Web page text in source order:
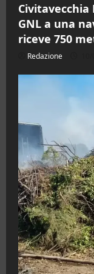
GNL a una
riceve 750
Redazione